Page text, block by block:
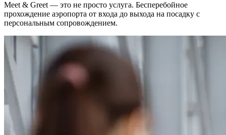
Meet & Greet — это не просто услуга. Бесперебойное
прохождение аэропорта от входа до выхода на посадку с
персональным сопровождением.